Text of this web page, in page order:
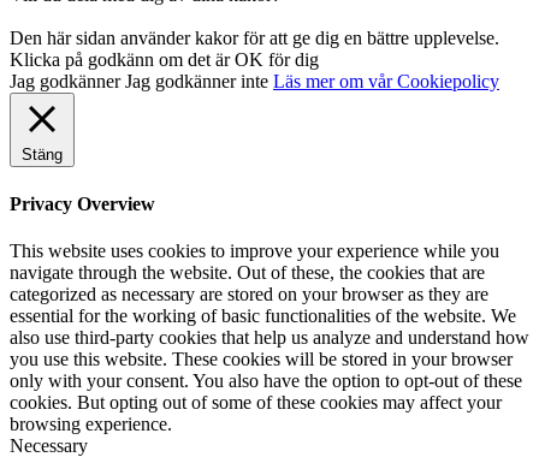
Den här sidan använder kakor för att ge dig en bättre upplevelse.
Klicka på godkänn om det är OK för dig
Jag godkänner Jag godkänner inte Läs mer om vår Cookiepolicy
Stäng
Privacy Overview
This website uses cookies to improve your experience while you
navigate through the website. Out of these, the cookies that are
categorized as necessary are stored on your browser as they are
essential for the working of basic functionalities of the website. We
also use third-party cookies that help us analyze and understand how
you use this website. These cookies will be stored in your browser
only with your consent. You also have the option to opt-out of these
cookies. But opting out of some of these cookies may affect your
browsing experience.
Necessary